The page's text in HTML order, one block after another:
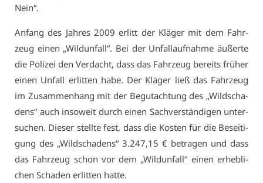
Nein“.
An­fang des Jah­res 2009 er­litt der Klä­ger mit dem Fahr­
zeug ei­nen „Wild­un­fall“. Bei der Un­fall­auf­nah­me äu­ßer­te
die Po­li­zei den Ver­dacht, dass das Fahr­zeug be­reits frü­her
ei­nen Un­fall er­lit­ten ha­be. Der Klä­ger ließ das Fahr­zeug
im Zu­sam­men­hang mit der Be­gut­ach­tung des „Wild­scha­
dens“ auch in­so­weit durch ei­nen Sach­ver­stän­di­gen un­ter­
su­chen. Die­ser stell­te fest, dass die Kos­ten für die Be­sei­ti­
gung des „Wild­scha­dens“ 3.247,15 € be­tra­gen und dass
das Fahr­zeug schon vor dem „Wild­un­fall“ ei­nen er­heb­li­
chen Scha­den er­lit­ten hat­te.